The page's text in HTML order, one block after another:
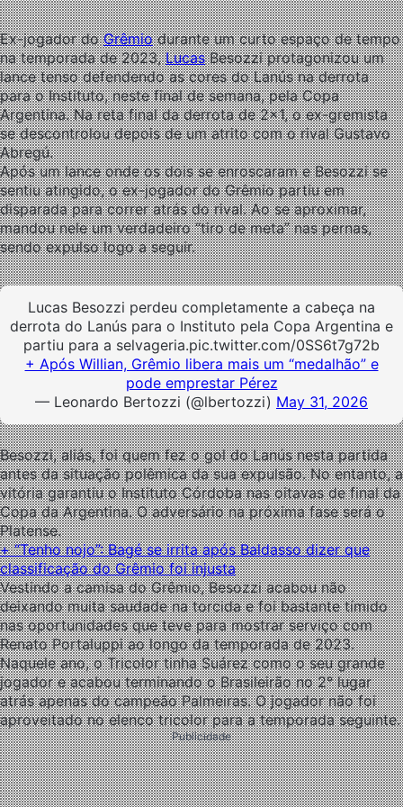
Ex-jogador doGrêmiodurante um curto espaço de tempo
na temporada de 2023,LucasBesozzi protagonizou um
lance tenso defendendo as cores do Lanús na derrota
para o Instituto, neste final de semana, pela Copa
Argentina. Na reta final da derrota de 2×1, o ex-gremista
se descontrolou depois de um atrito com o rivalGustavo
Abregú.
Após um lance onde os dois se enroscaram e Besozzi se
sentiu atingido, o ex-jogador do Grêmio partiu em
disparada para correr atrás do rival. Ao se aproximar,
mandou nele um verdadeiro “tiro de meta” nas pernas,
sendo expulso logo a seguir.
Lucas Besozzi perdeu completamente a cabeça na
derrota do Lanús para o Instituto pela Copa Argentina e
partiu para a selvageria.pic.twitter.com/0SS6t7g72b
+ Após Willian, Grêmio libera mais um “medalhão” e
pode emprestar Pérez
— Leonardo Bertozzi (@lbertozzi) May 31, 2026
Besozzi, aliás, foi quem fez o gol do Lanús nesta partida
antes da situação polêmica da sua expulsão. No entanto, a
vitória garantiu o Instituto Córdoba nas oitavas de final da
Copa da Argentina. O adversário na próxima fase será o
Platense.
+ “Tenho nojo”: Bagé se irrita após Baldasso dizer que
classificação do Grêmio foi injusta
Vestindo a camisa do Grêmio, Besozzi acabou não
deixando muita saudade na torcida e foi bastante tímido
nas oportunidades que teve para mostrar serviço com
Renato Portaluppi ao longo da temporada de 2023.
Naquele ano, o Tricolor tinha Suárez como o seu grande
jogador e acabou terminando o Brasileirão no 2° lugar
atrás apenas do campeão Palmeiras. O jogador não foi
aproveitado no elenco tricolor para a temporada seguinte.
Publicidade